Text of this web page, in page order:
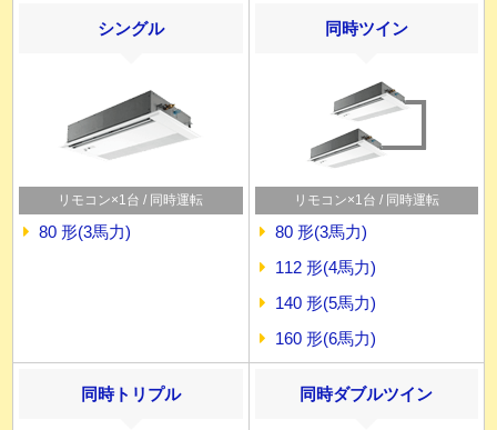
シングル
リモコン×1台 / 同時運転
80 形(3馬力)
同時ツイン
リモコン×1台 / 同時運転
80 形(3馬力)
112 形(4馬力)
140 形(5馬力)
160 形(6馬力)
同時トリプル 同時ダブルツイン